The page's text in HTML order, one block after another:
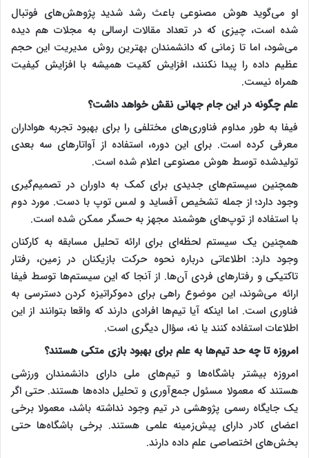
او می‌گوید هوش مصنوعی باعث رشد شدید پژوهش‌های فوتبال
شده است، چیزی که در تعداد مقالات ارسالی به مجلات هم دیده
می‌شود، اما تا زمانی که دانشمندان بهترین روش مدیریت این حجم
عظیم داده را پیدا نکنند، افزایش کمّیت همیشه با افزایش کیفیت
همراه نیست.
علم چگونه در این جام جهانی نقش خواهد داشت؟
فیفا به ‌طور مداوم فناوری‌های مختلفی را برای بهبود تجربه هواداران
معرفی کرده است. برای این دوره، استفاده از آواتارهای سه ‌بعدی
تولیدشده توسط هوش مصنوعی اعلام شده است.
همچنین سیستم‌های جدیدی برای کمک به داوران در تصمیم‌گیری
وجود دارد؛ از جمله تشخیص آفساید و لمس توپ با دست. مورد دوم
با استفاده از توپ‌های هوشمند مجهز به حسگر ممکن شده است.
همچنین یک سیستم لحظه‌ای برای ارائه تحلیل مسابقه به کارکنان
وجود دارد: اطلاعاتی درباره نحوه حرکت بازیکنان در زمین، رفتار
تاکتیکی و رفتارهای فردی آن‌ها. از آنجا که این سیستم‌ها توسط فیفا
ارائه می‌شوند، این موضوع راهی برای دموکراتیزه کردن دسترسی به
فناوری است. اما اینکه آیا تیم‌ها افرادی دارند که واقعا بتوانند از این
اطلاعات استفاده کنند یا نه، سؤال دیگری است.
امروزه تا چه حد تیم‌ها به علم برای بهبود بازی متکی هستند؟
امروزه بیشتر باشگاه‌ها و تیم‌های ملی دارای دانشمندان ورزشی
هستند که معمولا مسئول جمع‌آوری و تحلیل داده‌ها هستند. حتی اگر
یک جایگاه رسمی پژوهشی در تیم وجود نداشته باشد، معمولا برخی
اعضای کادر دارای پیش‌زمینه علمی هستند. برخی باشگاه‌ها حتی
بخش‌های اختصاصی علم داده دارند.